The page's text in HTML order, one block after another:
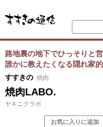
路地裏の地下でひっそりと
誰かに教えたくなる隠れ家
すすきの 焼肉
焼肉LABO.
ヤキニクラボ
お気に入りに追加